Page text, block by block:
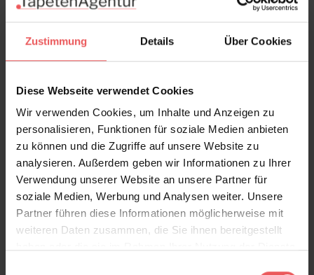
Zustimmung Details Über Cookies
Diese Webseite verwendet Cookies
Wir verwenden Cookies, um Inhalte und Anzeigen zu
personalisieren, Funktionen für soziale Medien anbieten
zu können und die Zugriffe auf unsere Website zu
analysieren. Außerdem geben wir Informationen zu Ihrer
Verwendung unserer Website an unsere Partner für
soziale Medien, Werbung und Analysen weiter. Unsere
Partner führen diese Informationen möglicherweise mit
weiteren Daten zusammen, die Sie ihnen bereitgestellt